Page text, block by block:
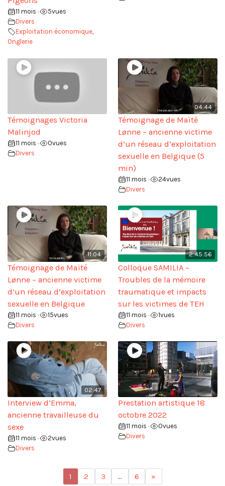
11 mois • 5vues
Divers
Exploitation économique,
Onglerie
Témoignages Victoria
Malinjod
11 mois • 0vues
Divers
04:44
Témoignage de Maïté
Lønne – ancienne victime
d’un réseau d’exploitation
sexuelle en Belgique (5
min)
11 mois • 24vues
Divers
11:04
Témoignage de Maïté
Lønne – ancienne victime
d’un réseau d’exploitation
sexuelle en Belgique
11 mois • 15vues
Divers
2:45:56
Colloque SAMILIA –
Troubles de la mémoire
traumatique et impacts
sur les victimes de TEH
11 mois • 1vues
Divers
02:47
Interview d’Emma,
ancienne travailleuse du
sexe
11 mois • 2vues
Divers
Prestation artistique 18
octobre 2022
11 mois • 0vues
Divers
1 2 3 … 6 »